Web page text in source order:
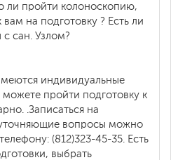
ли пройти колоноскопию,
на подготовку ? Есть ли
сан. Узлом?
индивидуальные
пройти подготовку к
.Записаться на
вопросы можно
(812)323-45-35. Есть
выбрать